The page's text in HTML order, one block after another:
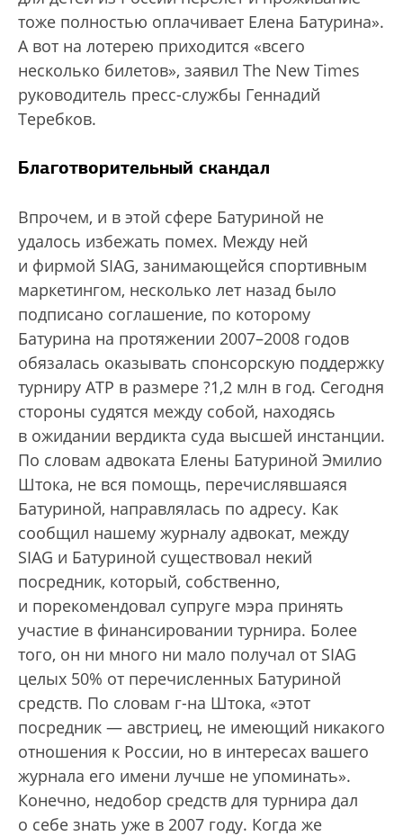
тоже полностью оплачивает Елена Батурина».
А вот на лотерею приходится «всего
несколько билетов», заявил The New Times
руководитель пресс-службы Геннадий
Теребков.
Благотворительный скандал
Впрочем, и в этой сфере Батуриной не
удалось избежать помех. Между ней
и фирмой SIAG, занимающейся спортивным
маркетингом, несколько лет назад было
подписано соглашение, по которому
Батурина на протяжении 2007–2008 годов
обязалась оказывать спонсорскую поддержку
турниру ATP в размере ?1,2 млн в год. Сегодня
стороны судятся между собой, находясь
в ожидании вердикта суда высшей инстанции.
По словам адвоката Елены Батуриной Эмилио
Штока, не вся помощь, перечислявшаяся
Батуриной, направлялась по адресу. Как
сообщил нашему журналу адвокат, между
SIAG и Батуриной существовал некий
посредник, который, собственно,
и порекомендовал супруге мэра принять
участие в финансировании турнира. Более
того, он ни много ни мало получал от SIAG
целых 50% от перечисленных Батуриной
средств. По словам г-на Штока, «этот
посредник — австриец, не имеющий никакого
отношения к России, но в интересах вашего
журнала его имени лучше не упоминать».
Конечно, недобор средств для турнира дал
о себе знать уже в 2007 году. Когда же